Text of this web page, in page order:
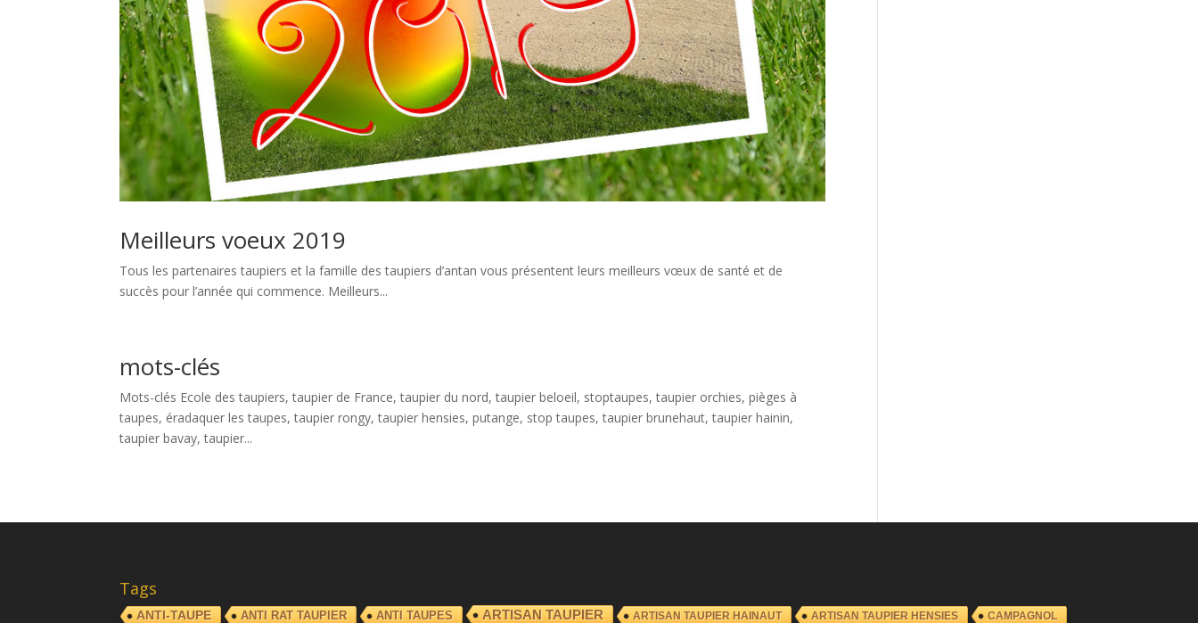
Meilleurs voeux 2019
Tous les partenaires taupiers et la famille des taupiers d’antan vous présentent leurs meilleurs vœux de santé et de
succès pour l’année qui commence. Meilleurs...
mots-clés
Mots-clés Ecole des taupiers, taupier de France, taupier du nord, taupier beloeil, stoptaupes, taupier orchies, pièges à
taupes, éradaquer les taupes, taupier rongy, taupier hensies, putange, stop taupes, taupier brunehaut, taupier hainin,
taupier bavay, taupier...
Tags
ANTI-TAUPE ANTI RAT TAUPIER ANTI TAUPES ARTISAN TAUPIER ARTISAN TAUPIER HAINAUT ARTISAN TAUPIER HENSIES CAMPAGNOL